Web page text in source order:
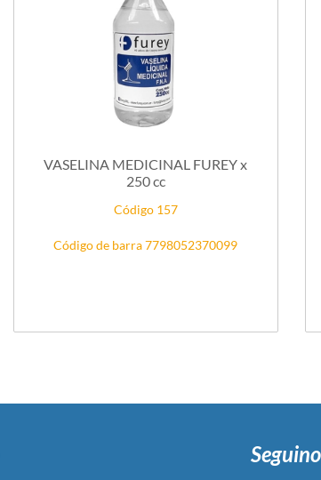
VASELINA MEDICINAL FUREY x
250 cc
Código 157
Código de barra 7798052370099